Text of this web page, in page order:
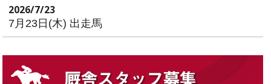
2026/7/23
7月23日(木) 出走馬